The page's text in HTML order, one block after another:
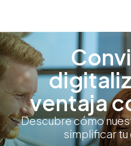
ventaja
Descubre cómo
simplificar tu